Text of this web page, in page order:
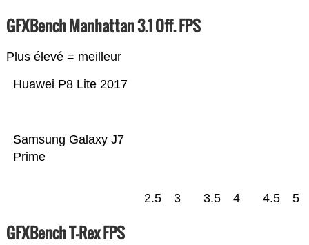
GFXBench Manhattan 3.1 Off. FPS
Plus élevé = meilleur
Samsung Galaxy J7
Prime
Huawei P8 Lite 2017
2.5 3 3.5 4 4.5 5
GFXBench T-Rex FPS